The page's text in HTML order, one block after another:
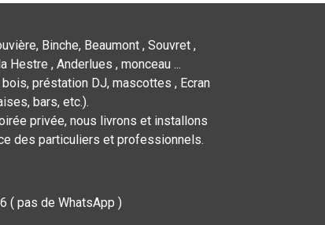
Binche, Beaumont , Souvret ,
Hestre , Anderlues , monceau ...
préstation DJ, mascottes , Ecran
bars, etc.).
privée, nous livrons et installons
des particuliers et professionnels.
( pas de WhatsApp )